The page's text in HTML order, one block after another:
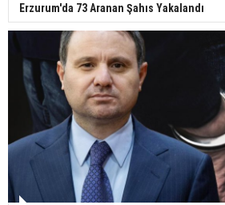
Erzurum'da 73 Aranan Şahıs Yakalandı